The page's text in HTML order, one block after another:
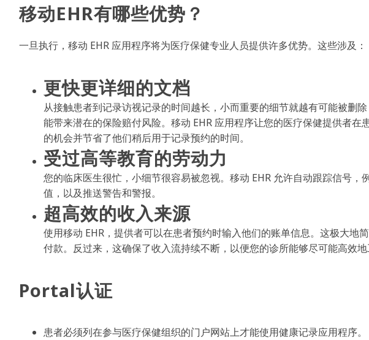
移动EHR有哪些优势？
一旦执行，移动 EHR 应用程序将为医疗保健专业人员提供许多优势。这些涉及：
更快更详细的文档
从接触患者到记录访视记录的时间越长，小而重要的细节就越有可能被删
能带来潜在的保险赔付风险。移动 EHR 应用程序让您的医疗保健提供者在
的机会并节省了他们稍后用于记录预约的时间。
受过高等教育的劳动力
您的临床医生很忙，小细节很容易被忽视。移动 EHR 允许自动跟踪信号，
值，以及推送警告和警报。
超高效的收入来源
使用移动 EHR，提供者可以在患者预约时输入他们的账单信息。这极大地
付款。反过来，这确保了收入流持续不断，以便您的诊所能够尽可能高效地
Portal认证
患者必须列在参与医疗保健组织的门户网站上才能使用健康记录应用程序